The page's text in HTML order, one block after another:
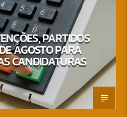
PARTIDOS
AGOSTO PARA
CANDIDATURAS